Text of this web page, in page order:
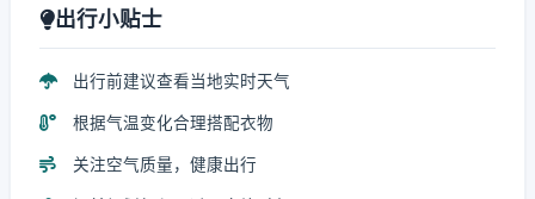
出行小贴士
出行前建议查看当地实时天气
根据气温变化合理搭配衣物
关注空气质量，健康出行